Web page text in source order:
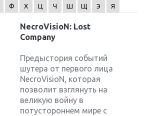
Ф Х Ц Ч Ш Щ Э Я
NecroVisioN: Lost
Company
Предыстория событий
шутера от первого лица
NecroVisioN, которая
позволит взглянуть на
великую войну в
потустороннем мире с